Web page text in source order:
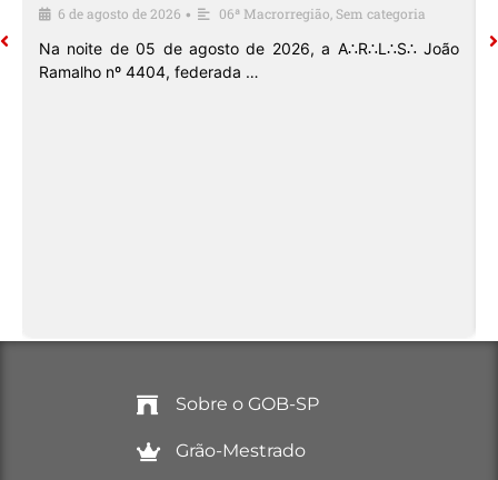
6 de agosto de 2026 • 06ª Macrorregião Sem categoria
Na noite de 05 de agosto de 2026, a A∴R∴L∴S∴ João
Ramalho nº 4404, federada …
Sobre o GOB-SP
Grão-Mestrado